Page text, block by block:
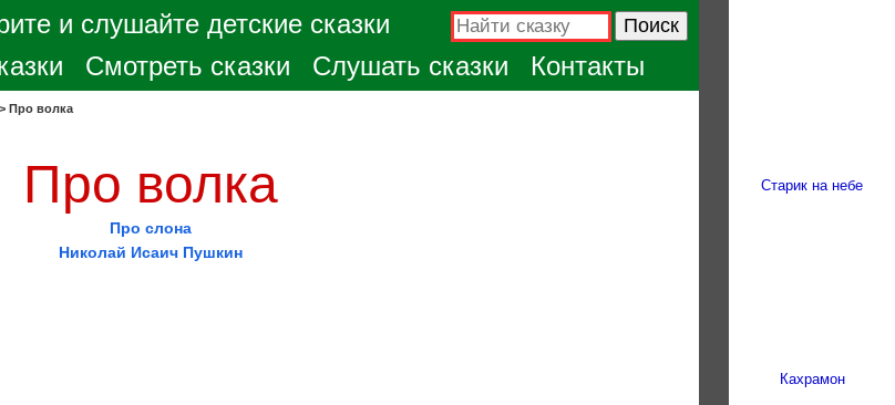
Старик на небе
Кахрамон
и слушайте детские сказки
Смотреть сказки Слушать сказки Контакты
> Про волка
Про волка
Про слона
Николай Исаич Пушкин